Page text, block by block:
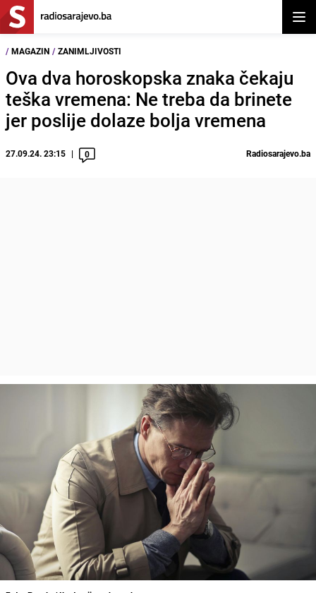
/ MAGAZIN / ZANIMLJIVOSTI
Ova dva horoskopska znaka čekaju
teška vremena: Ne treba da brinete
jer poslije dolaze bolja vremena
27.09.24. 23:15 0 Radiosarajevo.ba